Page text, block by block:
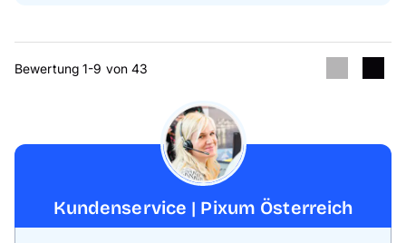
Bewertung 1-9 von 43
Kundenservice | Pixum Österreich